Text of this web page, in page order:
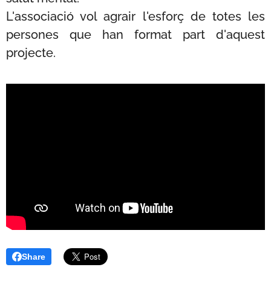
L'associació vol agrair l'esforç de totes les
persones que han format part d'aquest
projecte. 💜
Share